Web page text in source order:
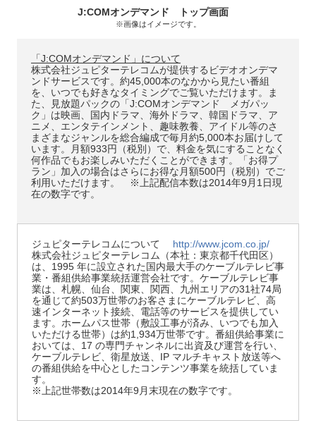
J:COMオンデマンド トップ画面
※画像はイメージです。
「J:COMオンデマンド」について
株式会社ジュピターテレコムが提供するビデオオンデマ
ンドサービスです。約45,000本のなかから見たい番組
を、いつでも好きなタイミングでご覧いただけます。ま
た、見放題パックの「J:COMオンデマンド メガパッ
ク」は映画、国内ドラマ、海外ドラマ、韓国ドラマ、ア
ニメ、エンタテインメント、趣味教養、アイドル等のさ
まざまなジャンルを総合編成で毎月約5,000本お届けして
います。月額933円（税別）で、料金を気にすることなく
何作品でもお楽しみいただくことができます。「お得プ
ラン」加入の場合はさらにお得な月額500円（税別）でご
利用いただけます。 ※上記配信本数は2014年9月1日現
在の数字です。
ジュピターテレコムについて http://www.jcom.co.jp/
株式会社ジュピターテレコム（本社：東京都千代田区）
は、1995 年に設立された国内最大手のケーブルテレビ事
業・番組供給事業統括運営会社です。ケーブルテレビ事
業は、札幌、仙台、関東、関西、九州エリアの31社74局
を通じて約503万世帯のお客さまにケーブルテレビ、高
速インターネット接続、電話等のサービスを提供してい
ます。ホームパス世帯（敷設工事が済み、いつでも加入
いただける世帯）は約1,934万世帯です。番組供給事業に
おいては、17 の専門チャンネルに出資及び運営を行い、
ケーブルテレビ、衛星放送、IP マルチキャスト放送等へ
の番組供給を中心としたコンテンツ事業を統括していま
す。
※上記世帯数は2014年9月末現在の数字です。